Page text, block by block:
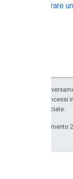
Configurare
Salvo quando
codice sono concessi
delle sue consociate.
Ultimo aggiornamento